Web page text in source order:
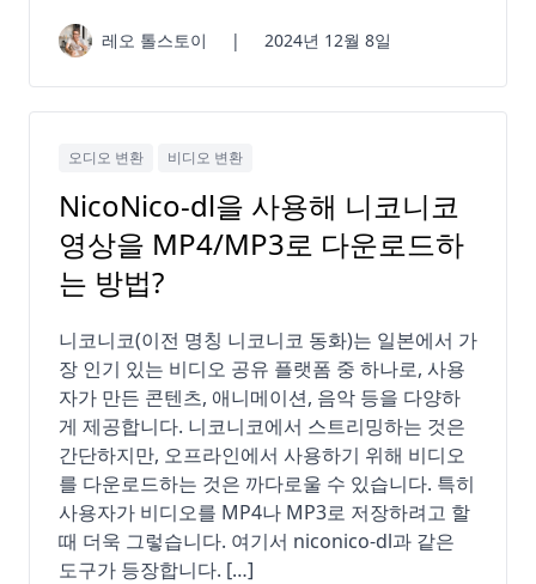
레오 톨스토이 | 2024년 12월 8일
오디오 변환 비디오 변환
NicoNico-dl을 사용해 니코니코
영상을 MP4/MP3로 다운로드하
는 방법?
니코니코(이전 명칭 니코니코 동화)는 일본에서 가
장 인기 있는 비디오 공유 플랫폼 중 하나로, 사용
자가 만든 콘텐츠, 애니메이션, 음악 등을 다양하
게 제공합니다. 니코니코에서 스트리밍하는 것은
간단하지만, 오프라인에서 사용하기 위해 비디오
를 다운로드하는 것은 까다로울 수 있습니다. 특히
사용자가 비디오를 MP4나 MP3로 저장하려고 할
때 더욱 그렇습니다. 여기서 niconico-dl과 같은
도구가 등장합니다. […]